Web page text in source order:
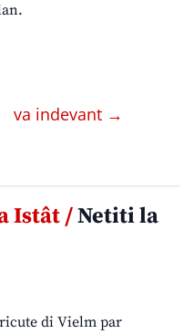
va indevant →
Istât /Netiti la
di Vielm par